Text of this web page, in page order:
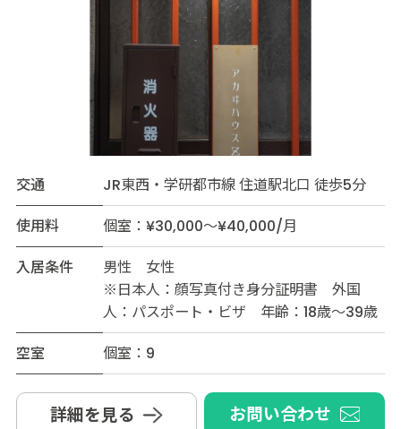
交通
JR東西・学研都市線 住道駅北口 徒歩5分
使用料
個室：¥30,000～¥40,000/月
入居条件
男性 女性
※日本人：顔写真付き身分証明書 外国
人：パスポート・ビザ 年齢：18歳～39歳
空室
個室：9
詳細を見る お問い合わせ